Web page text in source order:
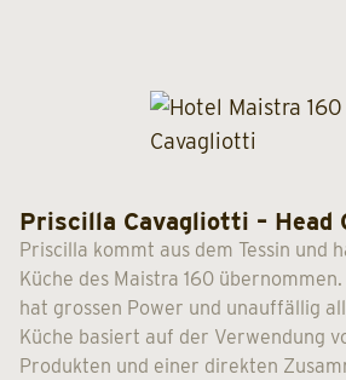
Priscilla Cavagliotti – Head
Priscilla kommt aus dem Tessin und
Küche des Maistra 160
hat grossen Power und unauffällig
Küche basiert auf der Verwendung
Produkten und einer direkten